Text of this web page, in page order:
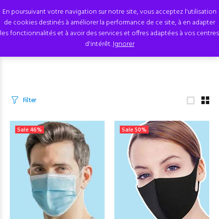
En poursuivant votre navigation sur notre site, vous acceptez l'utilisation
de cookies destinés à améliorer la performance de ce site, à en adapter
les fonctionnalités et à avoir des services et offres adaptées à vos centres
d'intérêt.Ignorer
Filter
Sale 46% Sale 50%